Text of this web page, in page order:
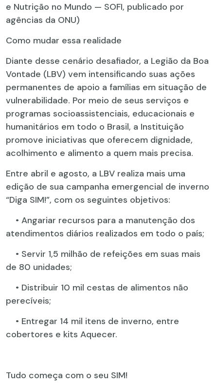
e Nutrição no Mundo — SOFI, publicado por
agências da ONU)
Como mudar essa realidade
Diante desse cenário desafiador, a Legião da Boa
Vontade (LBV) vem intensificando suas ações
permanentes de apoio a famílias em situação de
vulnerabilidade. Por meio de seus serviços e
programas socioassistenciais, educacionais e
humanitários em todo o Brasil, a Instituição
promove iniciativas que oferecem dignidade,
acolhimento e alimento a quem mais precisa.
Entre abril e agosto, a LBV realiza mais uma
edição de sua campanha emergencial de inverno
“Diga SIM!”, com os seguintes objetivos:
• Angariar recursos para a manutenção dos
atendimentos diários realizados em todo o país;
• Servir 1,5 milhão de refeições em suas mais
de 80 unidades;
• Distribuir 10 mil cestas de alimentos não
perecíveis;
• Entregar 14 mil itens de inverno, entre
cobertores e kits Aquecer.
Tudo começa com o seu SIM!